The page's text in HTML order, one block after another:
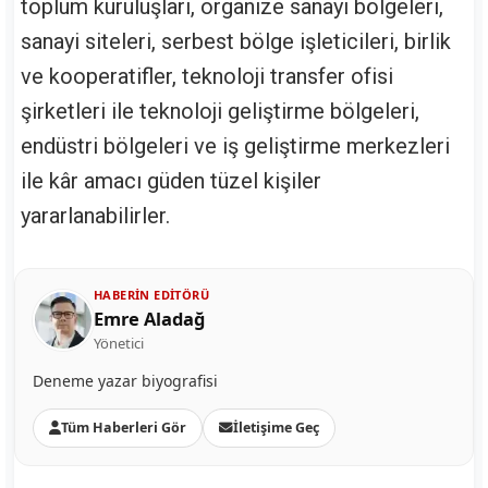
toplum kuruluşları, organize sanayi bölgeleri,
sanayi siteleri, serbest bölge işleticileri, birlik
ve kooperatifler, teknoloji transfer ofisi
şirketleri ile teknoloji geliştirme bölgeleri,
endüstri bölgeleri ve iş geliştirme merkezleri
ile kâr amacı güden tüzel kişiler
yararlanabilirler.
HABERIN EDITÖRÜ
Emre Aladağ
Yönetici
Deneme yazar biyografisi
Tüm Haberleri Gör İletişime Geç